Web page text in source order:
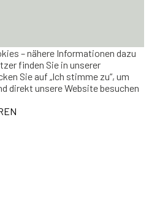
– nähere Informationen dazu
finden Sie in unserer
Sie auf „Ich stimme zu“, um
direkt unsere Website besuchen